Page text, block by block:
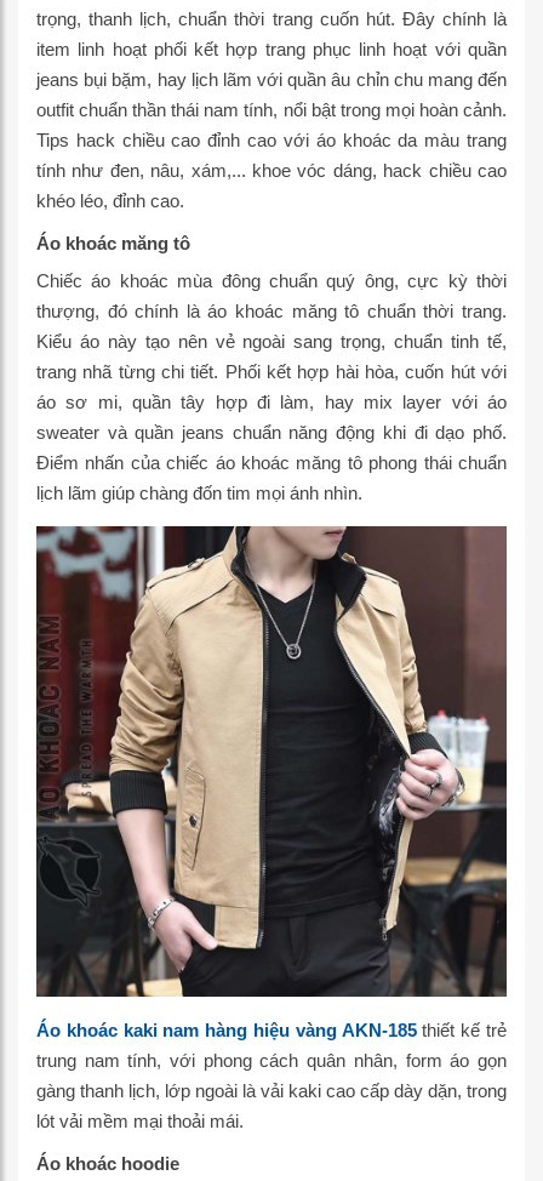
trọng, thanh lịch, chuẩn thời trang cuốn hút. Đây chính là
item linh hoạt phối kết hợp trang phục linh hoạt với quần
jeans bụi bặm, hay lịch lãm với quần âu chỉn chu mang đến
outfit chuẩn thần thái nam tính, nổi bật trong mọi hoàn cảnh.
Tips hack chiều cao đỉnh cao với áo khoác da màu trang
tính như đen, nâu, xám,... khoe vóc dáng, hack chiều cao
khéo léo, đỉnh cao.
Áo khoác măng tô
Chiếc áo khoác mùa đông chuẩn quý ông, cực kỳ thời
thượng, đó chính là áo khoác măng tô chuẩn thời trang.
Kiểu áo này tạo nên vẻ ngoài sang trọng, chuẩn tinh tế,
trang nhã từng chi tiết. Phối kết hợp hài hòa, cuốn hút với
áo sơ mi, quần tây hợp đi làm, hay mix layer với áo
sweater và quần jeans chuẩn năng động khi đi dạo phố.
Điểm nhấn của chiếc áo khoác măng tô phong thái chuẩn
lịch lãm giúp chàng đốn tim mọi ánh nhìn.
Áo khoác kaki nam hàng hiệu vàng AKN-185thiết kế trẻ
trung nam tính, với phong cách quân nhân, form áo gọn
gàng thanh lịch, lớp ngoài là vải kaki cao cấp dày dặn, trong
lót vải mềm mại thoải mái.
Áo khoác hoodie